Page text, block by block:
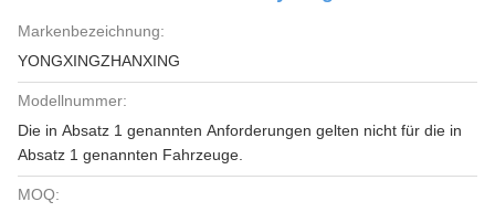
Markenbezeichnung:
YONGXINGZHANXING
Modellnummer:
Die in Absatz 1 genannten Anforderungen gelten nicht für die in
Absatz 1 genannten Fahrzeuge.
MOQ: